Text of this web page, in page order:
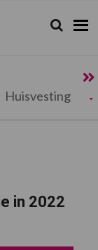
Zoeken...
Zoek
Huisvesting
in 2022